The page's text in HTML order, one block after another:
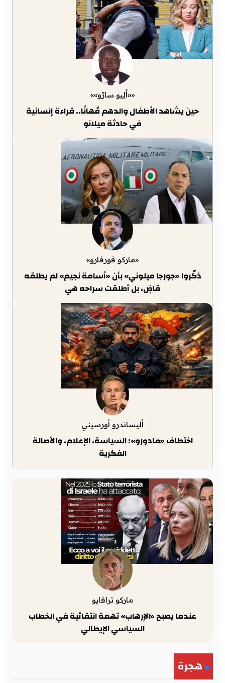
««أَلِيو سارّو»»
حين يشاهد الأطفال والدهم مُهانًا.. قراءة إنسانية
في حادثة ميلانو
«ماركو فورفارو»
ذكّروا «جورجا ميلوني» بأن «أسامة نجيم» لم يطلقه
قاضٍ، بل أطلقت سراحه هي
أليساندرو أورسيني
اختطاف «مادورو»: السياسة، الإعلام، والأصالة
الفكرية
ماركو ترافايو
عندما يصبح «الإرهاب» تهمة انتقائية في الخطاب
السياسي الإيطالي
هجرة